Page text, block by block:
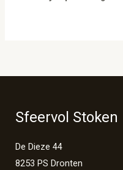
Sfeervol Stoken
De Dieze 44
8253 PS Dronten